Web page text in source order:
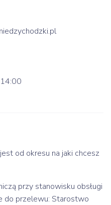
od okresu na jaki chcesz
przy stanowisku obsługi
do przelewu: Starostwo